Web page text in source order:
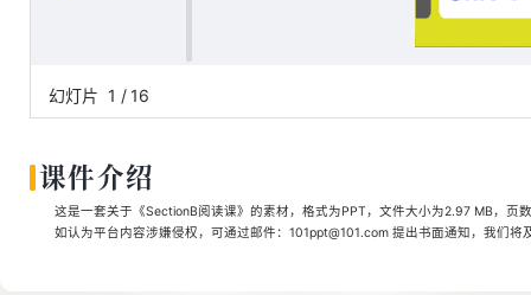
6
幻灯片 1 / 16
课件介绍
这是一套关于《SectionB阅读课》的素材，格式为PPT，文件大小为2.97 MB，页
如认为平台内容涉嫌侵权，可通过邮件：101ppt@101.com 提出书面通知，我们将